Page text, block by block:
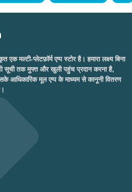
मल्टी-प्लेटफ़ॉर्म एप्प स्टोर है। हमारा लक्ष्य बिना
सूची तक मुफ्त और खुली पहुंच प्रदान करना है,
आधिकारिक मूल एप्प के माध्यम से कानूनी वितरण